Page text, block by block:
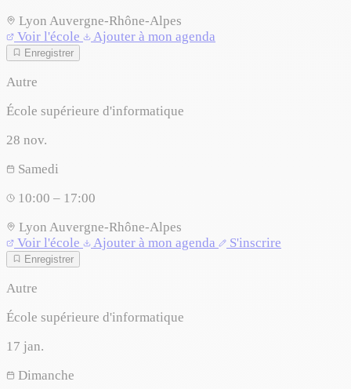
Lyon Auvergne-Rhône-Alpes
Voir l'école
Ajouter à mon agenda
Enregistrer
Autre
École supérieure d'informatique
28 nov.
Samedi
10:00 – 17:00
Lyon Auvergne-Rhône-Alpes
Voir l'école
Ajouter à mon agenda S'inscrire
Enregistrer
Autre
École supérieure d'informatique
17 jan.
Dimanche